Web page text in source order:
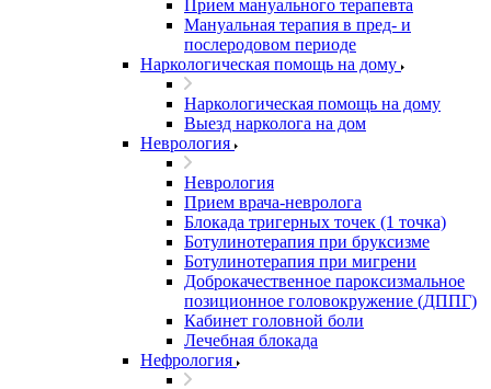
Прием мануального терапевта
Мануальная терапия в пред- и
послеродовом периоде
Наркологическая помощь на дому
Наркологическая помощь на дому
Выезд нарколога на дом
Неврология
Неврология
Прием врача-невролога
Блокада тригерных точек (1 точка)
Ботулинотерапия при бруксизме
Ботулинотерапия при мигрени
Доброкачественное пароксизмальное
позиционное головокружение (ДППГ)
Кабинет головной боли
Лечебная блокада
Нефрология